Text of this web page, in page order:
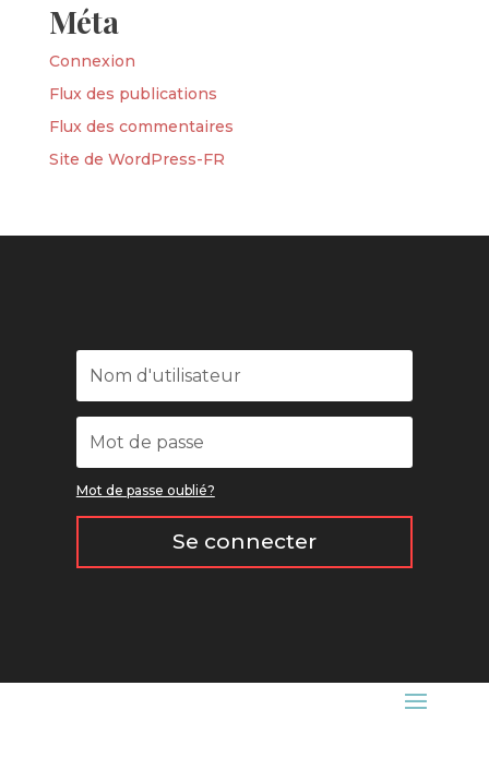
Méta
Connexion
Flux des publications
Flux des commentaires
Site de WordPress-FR
Mot de passe oublié?
Se connecter